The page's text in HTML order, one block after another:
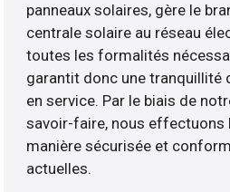
panneaux solaires, gère le
centrale solaire au réseau
toutes les formalités
garantit donc une tranquillité
en service. Par le biais de
savoir-faire, nous effectuons
manière sécurisée et
actuelles.